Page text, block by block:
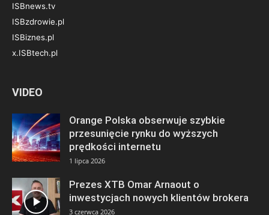
ISBnews.tv
ISBzdrowie.pl
ISBiznes.pl
x.ISBtech.pl
VIDEO
Orange Polska obserwuje szybkie
przesunięcie rynku do wyższych
prędkości internetu
1 lipca 2026
Prezes XTB Omar Arnaout o
inwestycjach nowych klientów brokera
3 czerwca 2026